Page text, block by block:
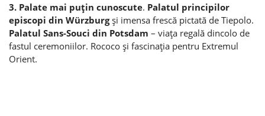
3. Palate mai puţin cunoscute. Palatul principilor
episcopi din Würzburgşi imensa frescă pictată de Tiepolo.
Palatul Sans-Souci din Potsdam – viaţa regală dincolo de
fastul ceremoniilor. Rococo şi fascinaţia pentru Extremul
Orient.